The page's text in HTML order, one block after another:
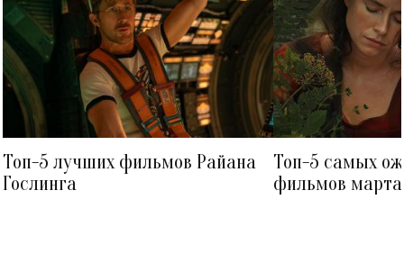
Топ-5 лучших фильмов Райана
Гослинга
Топ-5 самых
фильмов